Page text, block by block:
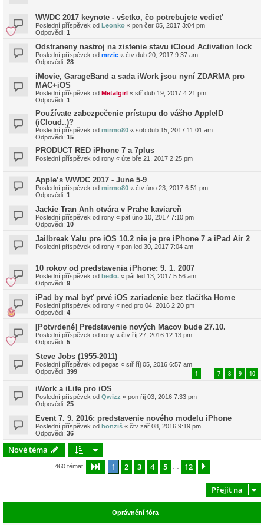
WWDC 2017 keynote - všetko, čo potrebujete vedieť
Poslední příspěvek od Leonko « pon čer 05, 2017 3:04 pm
Odpovědi: 1
Odstraneny nastroj na zistenie stavu iCloud Activation lock
Poslední příspěvek od mrzic « čtv dub 20, 2017 9:37 am
Odpovědi: 28
iMovie, GarageBand a sada iWork jsou nyní ZDARMA pro
MAC+iOS
Poslední příspěvek od Metalgirl « stř dub 19, 2017 4:21 pm
Odpovědi: 1
Používate zabezpečenie prístupu do vášho AppleID
(iCloud..)?
Poslední příspěvek od mirmo80 « sob dub 15, 2017 11:01 am
Odpovědi: 15
PRODUCT RED iPhone 7 a 7plus
Poslední příspěvek od rony « úte bře 21, 2017 2:25 pm
Apple’s WWDC 2017 - June 5-9
Poslední příspěvek od mirmo80 « čtv úno 23, 2017 6:51 pm
Odpovědi: 1
Jackie Tran Anh otvára v Prahe kaviareň
Poslední příspěvek od rony « pát úno 10, 2017 7:10 pm
Odpovědi: 10
Jailbreak Yalu pre iOS 10.2 nie je pre iPhone 7 a iPad Air 2
Poslední příspěvek od rony « pon led 30, 2017 7:04 am
10 rokov od predstavenia iPhone: 9. 1. 2007
Poslední příspěvek od bedo. « pát led 13, 2017 5:56 am
Odpovědi: 9
iPad by mal byť prvé iOS zariadenie bez tlačítka Home
Poslední příspěvek od rony « ned pro 04, 2016 2:20 pm
Odpovědi: 4
[Potvrdené] Predstavenie nových Macov bude 27.10.
Poslední příspěvek od rony « čtv říj 27, 2016 12:13 pm
Odpovědi: 5
Steve Jobs (1955-2011)
Poslední příspěvek od pegas « stř říj 05, 2016 6:57 am
Odpovědi: 399 1 7 8 9 10
iWork a iLife pro iOS
Poslední příspěvek od Qwizz « pon říj 03, 2016 7:33 pm
Odpovědi: 25
Event 7. 9. 2016: predstavenie nového modelu iPhone
Poslední příspěvek od honziš « čtv zář 08, 2016 9:19 pm
Odpovědi: 36
Nové téma
460 témat Stránka z 12
1 2 3 4 5 … 12
Přejít na
Oprávnění fóra